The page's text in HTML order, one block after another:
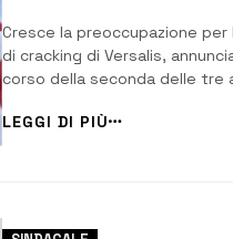
Cresce la preoccupazione per
di cracking di Versalis,
corso della seconda delle tre
preparare lo sciopero dei
novembre, a prevalere è la
provocare un effetto domi...
LEGGI DI PIÙ